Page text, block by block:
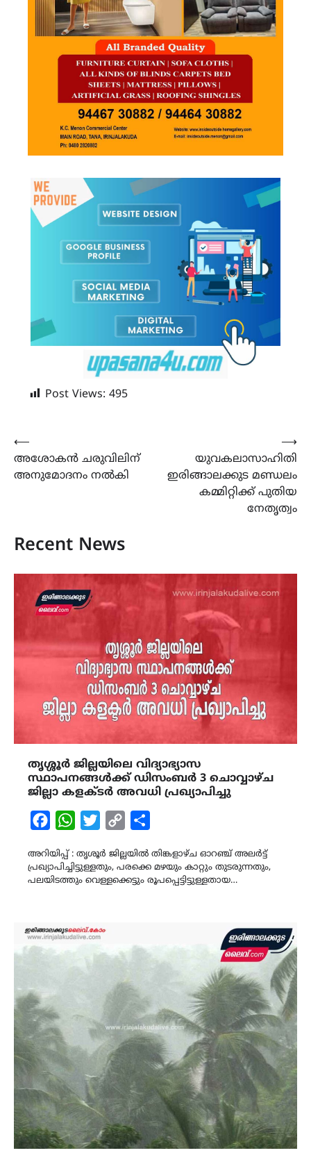
Post Views: 495
Post
navigation
⟵
അശോകൻ ചരുവിലിന്
അനുമോദനം നൽകി
യുവകലാസാഹിതി
ഇരിങ്ങാലക്കുട മണ്ഡലം
കമ്മിറ്റിക്ക് പുതിയ
നേതൃത്വം
⟶
Recent News
തൃശ്ശൂര്‍ ജില്ലയിലെ വിദ്യാഭ്യാസ
സ്ഥാപനങ്ങള്‍ക്ക് ഡിസംബര്‍ 3 ചൊവ്വാഴ്ച
ജില്ലാ കളക്ടര്‍ അവധി പ്രഖ്യാപിച്ചു
FacebookWhatsAppTwitterCopy
അറിയിപ്പ് : തൃശൂർ ജില്ലയിൽ തിങ്കളാഴ്ച ഓറഞ്ച് അലർട്ട്
പ്രഖ്യാപിച്ചിട്ടുള്ളതും, പരക്കെ മഴയും കാറ്റും തുടരുന്നതും,
പലയിടത്തും വെള്ളക്കെട്ടും രൂപപ്പെട്ടിട്ടുള്ളതായ…